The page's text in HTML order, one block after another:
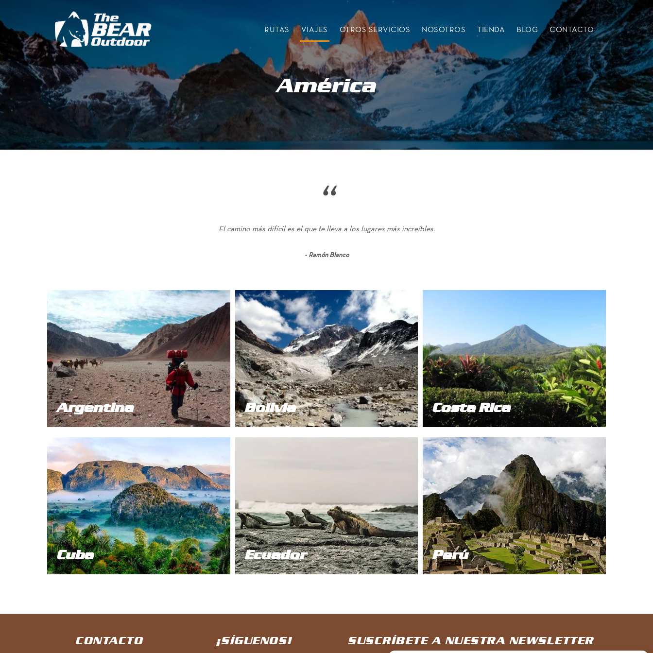
RUTAS VIAJES OTROS SERVICIOS NOSOTROS TIENDA BLOG CONTACTO
América
“
El camino más difícil es el que te lleva a los lugares más increíbles.
Ramón Blanco
Argentina Bolivia Costa Rica
Cuba Ecuador Perú
CONTACTO ¡SÍGUENOS! SUSCRÍBETE A NUESTRA NEWSLETTER